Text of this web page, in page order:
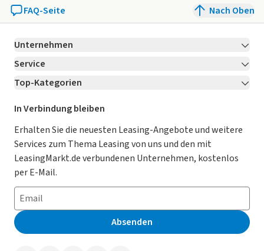
FAQ-Seite Nach Oben
Unternehmen
Über LeasingMarkt.de
Karriere Jetzt bewerben!
Für Händler
Kooperation mit AutoScout24
AGB
Datenschutz
Impressum
Erklärung zur Barrierefreiheit
Presse
Service
Kontakt
Ratgeber
Magazin
Datenschutz-Einstellungen
So funktioniert’s
Häufig gestellte Fragen
Leasing-Lexikon
Auto-Tests
Top-Kategorien
Leasing Deals
Gebrauchtwagen Leasing
Leasing ohne Anzahlung
E-Auto Leasing
Privatleasing
Leasing-Vergleiche
Herstellerverzeichnis
In Verbindung bleiben
Erhalten Sie die neuesten Leasing-Angebote und weitere
Services zum Thema Leasing von uns und den mit
LeasingMarkt.de verbundenen Unternehmen, kostenlos
per E-Mail.
Absenden